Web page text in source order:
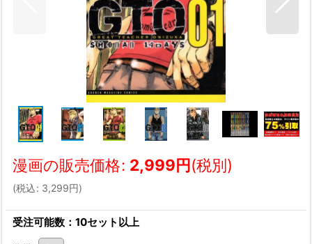
漫画の販売価格: 2,999円(税別)
(税込: 3,299円)
受注可能数：10セット以上